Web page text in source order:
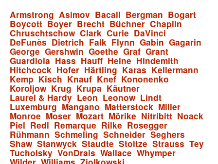
Armstrong Asimov Bacall Bergman Bogart
Boycott Boyer Brecht Büchner Chaplin
Chruschtschow Clark Curie DaVinci
DeFunès Dietrich Falk Flynn Gabin Gagarin
George Gershwin Goethe Graf Grant
Guardiola Hass Hauff Heine Hindemith
Hitchcock Hofer Härtling Karas Kellermann
Kemp Kisch Knauf Knef Kononenko
Koroljow Krug Krupa Käutner
Laurel & Hardy Leon Leonow Lindt
Luxemburg Mangano Matterstock Miller
Monroe Moser Mozart Mörike Nitribitt Noack
Piel Redl Remarque Rilke Rosegger
Rühmann Schmeling Schneider Seghers
Shaw Stanwyck Staudte Stoltze Strauss Tey
Tucholsky VonDrais Wallace Whymper